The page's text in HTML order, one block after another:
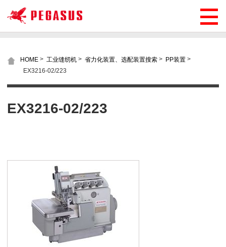
HOME > 工业缝纫机 > 省力化装置、选配装置搜索 > PP装置 >
EX3216-02/223
EX3216-02/223